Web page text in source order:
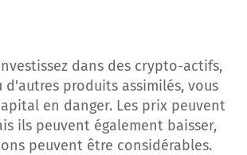
dans des crypto-actifs,
d'autres produits assimilés, vous
en danger. Les prix peuvent
ils peuvent également baisser,
peuvent être considérables.